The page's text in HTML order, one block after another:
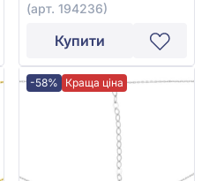
(арт. 194236)
Купити
-58% Краща ціна